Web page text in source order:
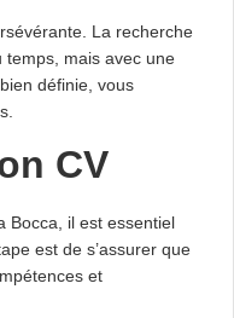
La recherche
temps, mais avec une
définie, vous
CV
Bocca, il est essentiel
est de s’assurer que
et